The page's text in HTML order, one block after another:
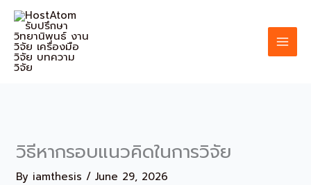
Skip
content
วิธีหากรอบแนวคิดในการวิจัย
By iamthesis/June 29, 2026